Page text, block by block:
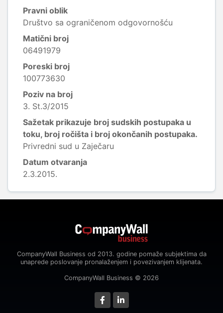
Pravni oblik
Društvo sa ograničenom odgovornošću
Matični broj
06491979
Poreski broj
100773630
Poziv na broj
3. St.3/2015
Sažetak prikazuje broj sudskih postupaka u
toku, broj ročišta i broj okončanih postupaka.
Privredni sud u Zaječaru
Datum otvaranja
2.3.2015.
CompanyWall Business od 2013. godine pomaže subjektima da
unaprede poslovanje pronalaženjem i povezivanjem klijenata.
CompanyWall Business © 2026